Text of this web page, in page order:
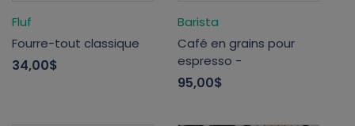
Fluf
Fourre-tout classique
34,00$
Barista
Café en grains pour
espresso -
95,00$